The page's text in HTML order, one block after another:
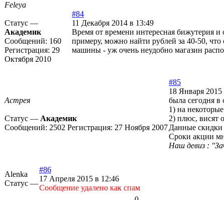
Feleya
Статус —
Академик
Сообщений: 160
Регистрация: 29
Октября 2010
#84
11 Декабря 2014 в 13:49
Время от времени интересная бижутерия
примеру, можно найти рублей за 40-50,
машины - уж очень неудобно магазин
Астрея
Статус — Академик
Сообщений: 2502 Регистрация: 27 Ноября 2007
#85
18 Января 2015
была сегодня в
1) на
2) плюс, висят
Данные скидки
Сроки акции
Наш девиз :
Alenka
Статус —
#86
17 Апреля 2015 в 12:46
Cообщение удалено как спам